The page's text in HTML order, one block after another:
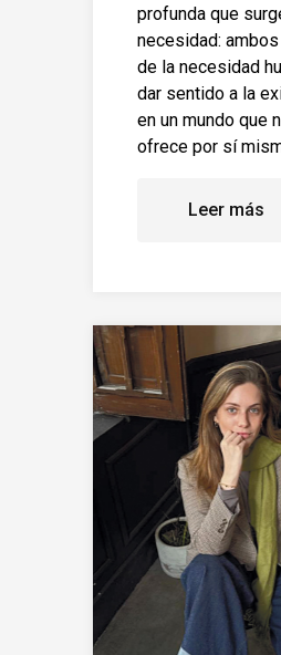
profunda que
necesidad:
de la necesidad
dar sentido a la
en un mundo que
ofrece por sí
Leer más